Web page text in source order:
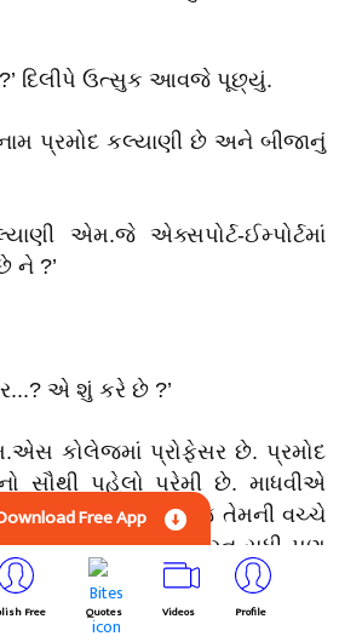
દિલીપે ઉત્સુક આવજે પૂછ્યું.
પ્રમોદ કલ્યાણી છે અને બીજાનું
એમ.જે એક્સપોર્ટ-ઈમ્પોર્ટમાં
ને ?’
એ શું કરે છે ?’
કોલેજમાં પ્રોફેસર છે. પ્રમોદ
સૌથી પહેલો પ્રેમી છે. માધવીએ
પગ મૂક્યો ત્યારથી જ તેમની વચ્ચે
અને આ સંબંધ છેક લગ્ન સુધી પણ
પરંતુ અમુક કારણોસર તેમનાં લગ્ન
Free App
Free Quotes Videos Profile